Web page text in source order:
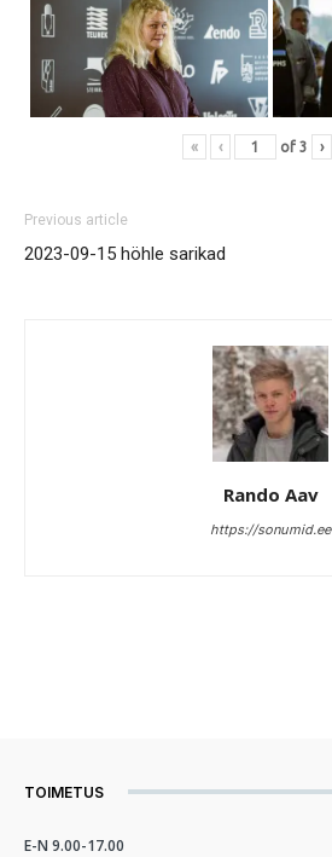
« ‹ of 3 ›
Previous article
2023-09-15 höhle sarikad
Rando Aav
https://sonumid.ee
TOIMETUS
E-N 9.00-17.00